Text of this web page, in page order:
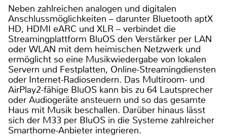
Neben zahlreichen analogen und digitalen
Anschlussmöglichkeiten – darunter Bluetooth aptX
HD, HDMI eARC und XLR – verbindet die
Streamingplattform BluOS den Verstärker per LAN
oder WLAN mit dem heimischen Netzwerk und
ermöglicht so eine Musikwiedergabe von lokalen
Servern und Festplatten, Online-Streamingdiensten
oder Internet-Radiosendern. Das Multiroom- und
AirPlay2-fähige BluOS kann bis zu 64 Lautsprecher
oder Audiogeräte ansteuern und so das gesamte
Haus mit Musik beschallen. Darüber hinaus lässt
sich der M33 per BluOS in die Systeme zahlreicher
Smarthome-Anbieter integrieren.